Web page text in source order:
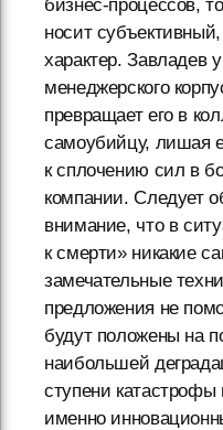
бизнес-процессов,
носит
характер. Завладев
менеджерского
превращает его в
самоубийцу, лишая
к сплочению сил в
компании. Следует
внимание, что в
к смерти» никакие
замечательные
предложения не
будут положены на
наибольшей
ступени катастрофы
именно